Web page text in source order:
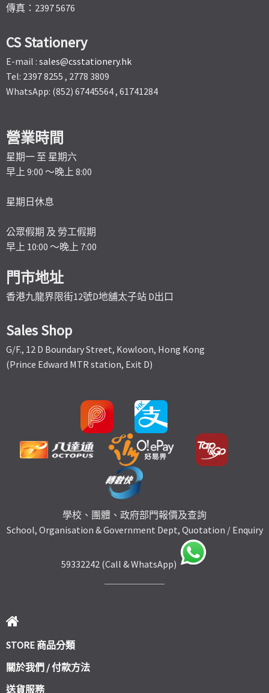
傳真：2397 5676
CS Stationery
E-mail : sales@csstationery.hk
Tel: 2397 8255 , 2778 3809
WhatsApp: (852) 67445564 , 61741284
營業時間
星期一 至 星期六
早上 9:00 ～晚上 8:00
星期日休息
公眾假期 及 勞工假期
早上 10:00 ～晚上 7:00
門市地址
香港九龍界限街12號D地舖太子站 D出口
Sales Shop
G/F., 12 D Boundary Street, Kowloon, Hong Kong
(Prince Edward MTR station, Exit D)
學校、團體、政府部門報價及查詢
School, Organisation & Government Dept, Quotation / Enquiry
59332242 (Call & WhatsApp)
STORE 商品分類
關於我們 / 付款方法
送貨服務